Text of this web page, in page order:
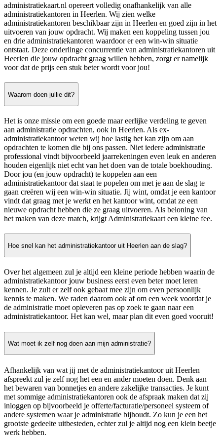
administratiekaart.nl opereert volledig onafhankelijk van alle
administratiekantoren in Heerlen. Wij zien welke
administratiekantoren beschikbaar zijn in Heerlen en goed zijn in het
uitvoeren van jouw opdracht. Wij maken een koppeling tussen jou
en drie administratiekantoren waardoor er een win-win situatie
ontstaat. Deze onderlinge concurrentie van administratiekantoren uit
Heerlen die jouw opdracht graag willen hebben, zorgt er namelijk
voor dat de prijs een stuk beter wordt voor jou!
Waarom doen jullie dit?
Het is onze missie om een goede maar eerlijke verdeling te geven
aan administratie opdrachten, ook in Heerlen. Als ex-
administratiekantoor weten wij hoe lastig het kan zijn om aan
opdrachten te komen die bij ons passen. Niet iedere administratie
professional vindt bijvoorbeeld jaarrekeningen even leuk en anderen
houden eigenlijk niet echt van het doen van de totale boekhouding.
Door jou (en jouw opdracht) te koppelen aan een
administratiekantoor dat staat te popelen om met je aan de slag te
gaan creëren wij een win-win situatie. Jij wint, omdat je een kantoor
vindt dat graag met je werkt en het kantoor wint, omdat ze een
nieuwe opdracht hebben die ze graag uitvoeren. Als beloning van
het maken van deze match, krijgt Administratiekaart een kleine fee.
Hoe snel kan het administratiekantoor uit Heerlen aan de slag?
Over het algemeen zul je altijd een kleine periode hebben waarin de
administratiekantoor jouw business eerst even beter moet leren
kennen. Je zult er zelf ook gebaat mee zijn om even persoonlijk
kennis te maken. We raden daarom ook af om een week voordat je
de administratie moet opleveren pas op zoek te gaan naar een
administratiekantoor. Het kan wel, maar plan dit even goed vooruit!
Wat moet ik zelf nog doen aan mijn administratie?
Afhankelijk van wat jij met de administratiekantoor uit Heerlen
afspreekt zul je zelf nog het een en ander moeten doen. Denk aan
het bewaren van bonnetjes en andere zakelijke transacties. Je kunt
met sommige administratiekantoren ook de afspraak maken dat zij
inloggen op bijvoorbeeld je offerte/facturatie/personeel systeem of
andere systemen waar je administratie bijhoudt. Zo kun je een het
grootste gedeelte uitbesteden, echter zul je altijd nog een klein beetje
werk hebben.